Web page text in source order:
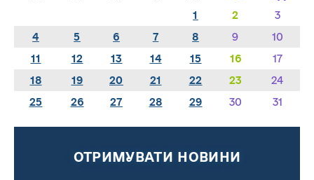
1
2
3
4
5 6 7 8 9
10
11
12 13 14 15 16
17
18
19 20 21 22 23
24
25
26 27 28 29 30 31
ОТРИМУВАТИ НОВИНИ